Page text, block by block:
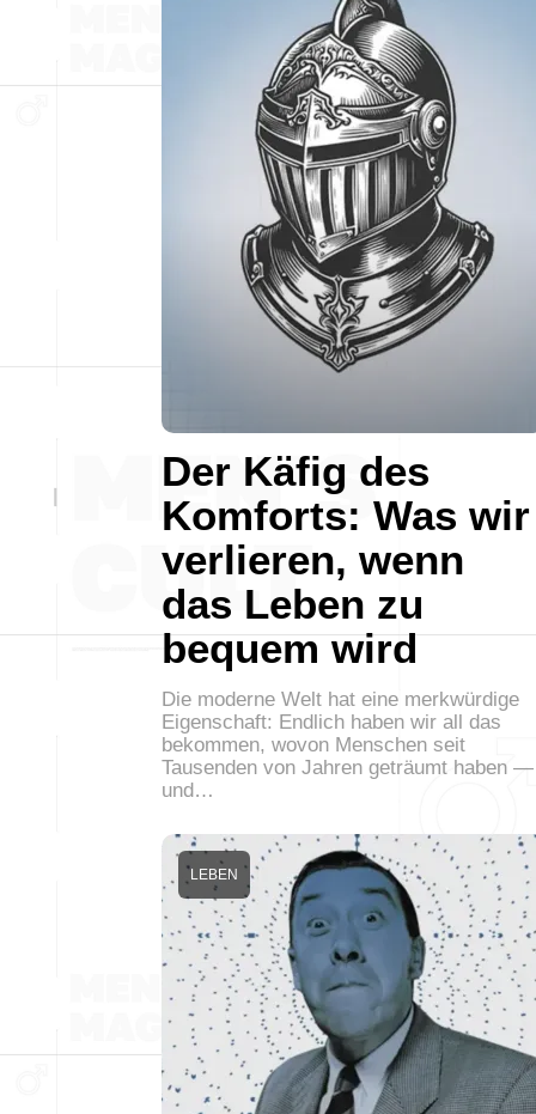
Der Käfig des
Komforts: Was wir
verlieren, wenn
das Leben zu
bequem wird
Die moderne Welt hat eine merkwürdige
Eigenschaft: Endlich haben wir all das
bekommen, wovon Menschen seit
Tausenden von Jahren geträumt haben —
und…
LEBEN